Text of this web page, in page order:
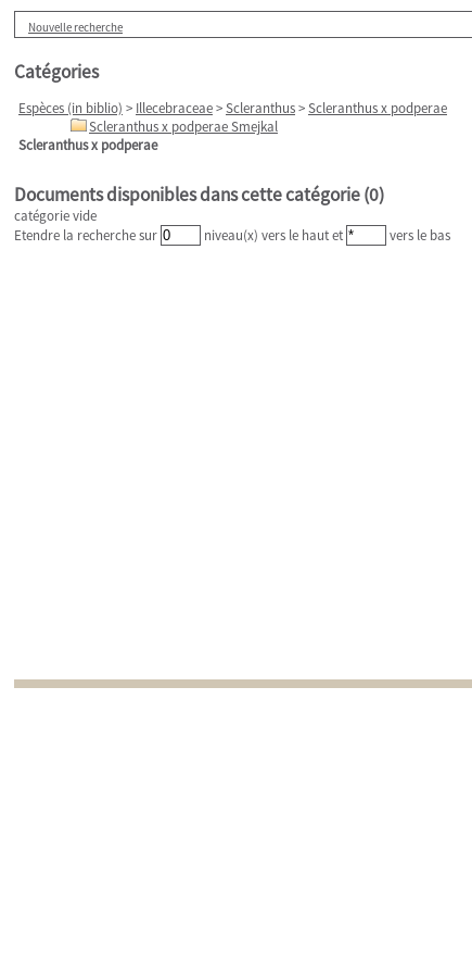
Nouvelle recherche
Catégories
Espèces (in biblio) > Illecebraceae>Scleranthus>Scleranthus x podperae
Scleranthus x podperae Smejkal
Scleranthus x podperae
Documents disponibles dans cette catégorie (0)
catégorie vide
Etendre la recherche sur
niveau(x) vers le haut et vers le bas